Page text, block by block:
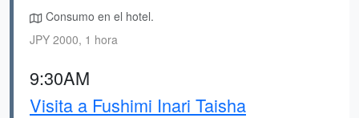
Consumo en el hotel.
JPY 2000, 1 hora
9:30AM
Visita a Fushimi Inari Taisha